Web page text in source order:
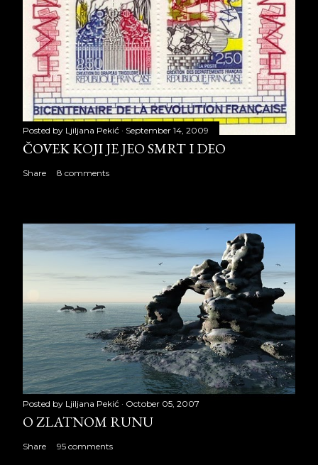
Posted by Ljiljana Pekić September 14, 2009
ČOVEK KOJI JE JEO SMRT I DEO
Share 8 comments
Posted by Ljiljana Pekić October 05, 2007
O ZLATNOM RUNU
Share 95 comments